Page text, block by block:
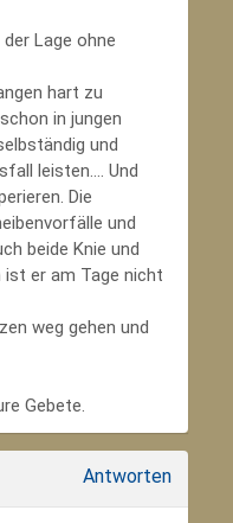
Lage ohne
hart zu
in jungen
und
leisten.... Und
Die
und
beide Knie und
ist er am Tage nicht
weg gehen und
Gebete.
Antworten